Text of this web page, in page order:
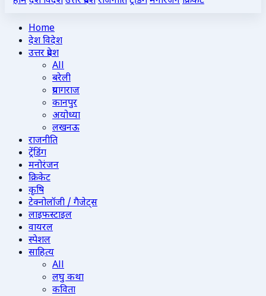
Home
देश विदेश
उत्तर प्रदेश
All
बरेली
प्रयागराज
कानपुर
अयोध्या
लखनऊ
राजनीति
ट्रेंडिंग
मनोरंजन
क्रिकेट
कृषि
टेक्नोलॉजी / गैजेट्स
लाइफस्टाइल
वायरल
स्पेशल
साहित्य
All
लघु कथा
कविता